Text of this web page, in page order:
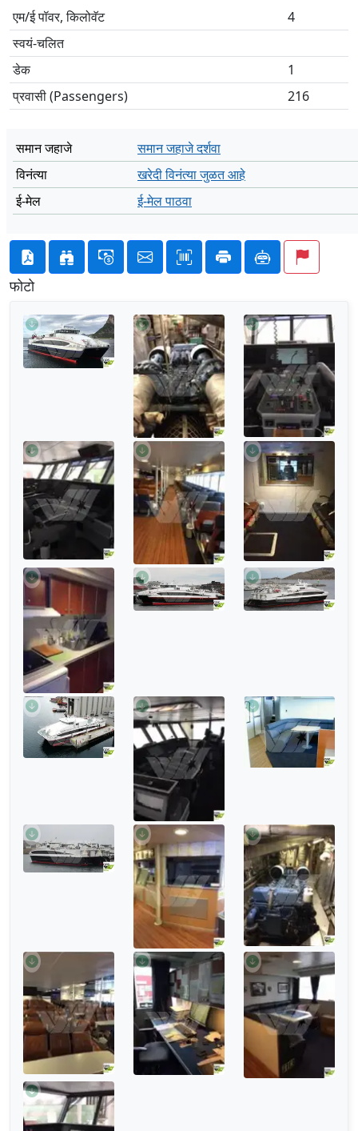
एम/ई पॉवर, किलोवॅट
4
स्वयं-चलित
डेक
1
प्रवासी (Passengers)
216
समान जहाजे
समान जहाजे दर्शवा
विनंत्या
खरेदी विनंत्या जुळत आहे
ई-मेल
ई-मेल पाठवा
फोटो